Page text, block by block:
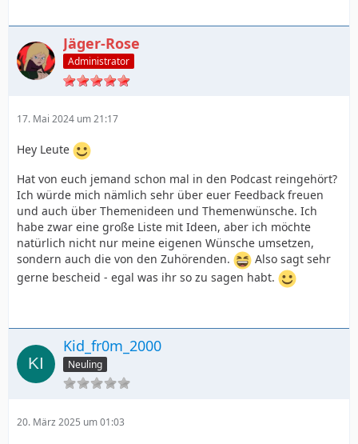
Jäger-Rose
Administrator
17. Mai 2024 um 21:17
Hey Leute
Hat von euch jemand schon mal in den Podcast reingehört?
Ich würde mich nämlich sehr über euer Feedback freuen
und auch über Themenideen und Themenwünsche. Ich
habe zwar eine große Liste mit Ideen, aber ich möchte
natürlich nicht nur meine eigenen Wünsche umsetzen,
sondern auch die von den Zuhörenden.
Also sagt sehr
gerne bescheid - egal was ihr so zu sagen habt.
Kid_fr0m_2000
Neuling
20. März 2025 um 01:03